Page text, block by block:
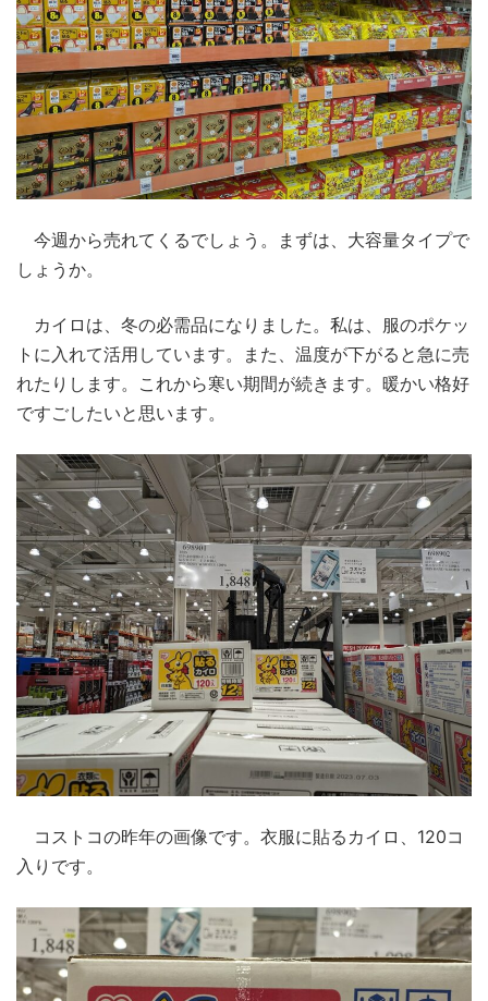
今週から売れてくるでしょう。まずは、大容量タイプで
しょうか。
カイロは、冬の必需品になりました。私は、服のポケッ
トに入れて活用しています。また、温度が下がると急に売
れたりします。これから寒い期間が続きます。暖かい格好
ですごしたいと思います。
コストコの昨年の画像です。衣服に貼るカイロ、120コ
入りです。